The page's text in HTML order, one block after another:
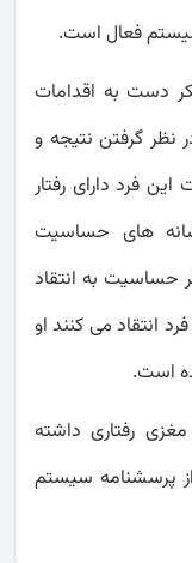
فعال است.
دست به اقدامات
نظر گرفتن نتیجه و
فرد دارای رفتار
های حساسیت
حساسیت به انتقاد
انتقاد می کنند او
است.
رفتاری داشته
از پرسشنامه سیستم